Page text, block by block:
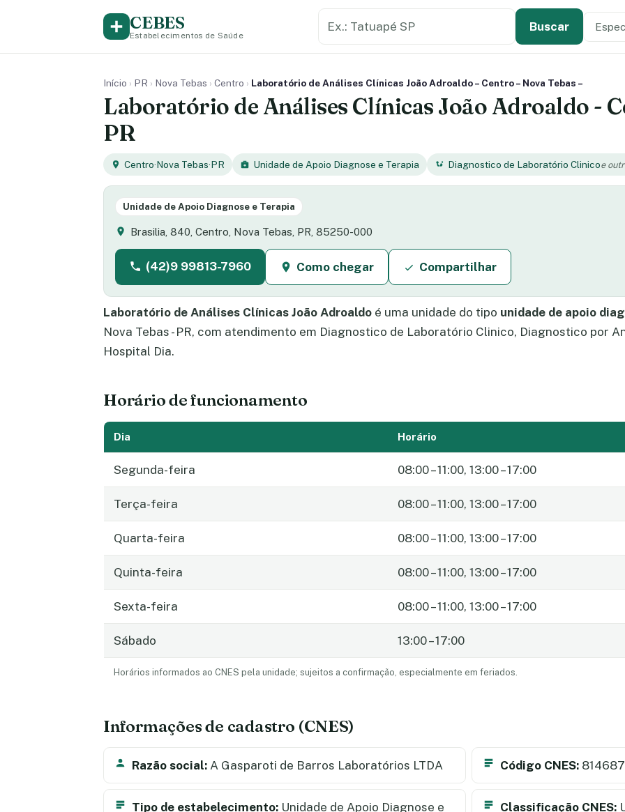
CEBES
Estabelecimentos de Saúde
Buscar Tipo
Início › PR › Nova Tebas › Centro › Laboratório de Análises Clínicas João Adroaldo – Centro – Nova Tebas –
Laboratório de Análises Clínicas João Adroaldo -
PR
Centro·Nova Tebas·PR Unidade de Apoio Diagnose e Terapia Diagnostico de Laboratório Clinicoe
Unidade de Apoio Diagnose e Terapia
Brasilia, 840, Centro, Nova Tebas, PR, 85250-000
(42)9 99813-7960 Como chegar Compartilhar
Laboratório de Análises Clínicas João Adroaldo é uma unidade do tipo unidade de apoio
Nova Tebas - PR, com atendimento em Diagnostico de Laboratório Clinico, Diagnostico por
Hospital Dia.
Horário de funcionamento
Dia Horário
Segunda-feira 08:00 – 11:00, 13:00 – 17:00
Terça-feira 08:00 – 11:00, 13:00 – 17:00
Quarta-feira 08:00 – 11:00, 13:00 – 17:00
Quinta-feira 08:00 – 11:00, 13:00 – 17:00
Sexta-feira 08:00 – 11:00, 13:00 – 17:00
Sábado 13:00 – 17:00
Horários informados ao CNES pela unidade; sujeitos a confirmação, especialmente em feriados.
Informações de cadastro (CNES)
Razão social: A Gasparoti de Barros Laboratórios LTDA Código CNES: 814687
Tipo de estabelecimento: Unidade de Apoio Diagnose e
Classificação CNES: